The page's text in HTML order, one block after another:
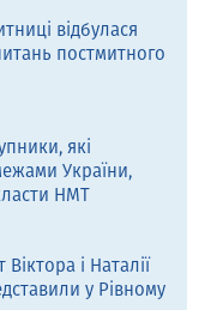
відбулася
постмитного
які
України,
НМТ
і Наталії
у Рівному